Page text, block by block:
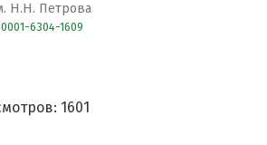
Н.Н. Петрова
6304-1609
1601